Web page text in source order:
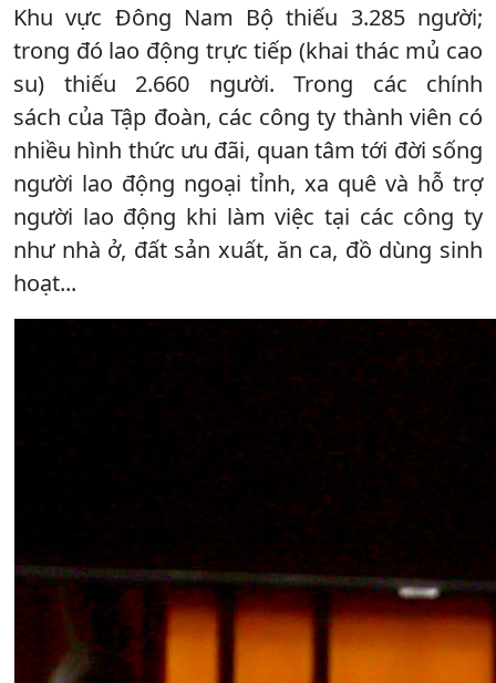
Khu vực Đông Nam Bộ thiếu 3.285 người;
trong đó lao động trực tiếp (khai thác mủ cao
su) thiếu 2.660 người. Trong các chính
sách của Tập đoàn, các công ty thành viên có
nhiều hình thức ưu đãi, quan tâm tới đời sống
người lao động ngoại tỉnh, xa quê và hỗ trợ
người lao động khi làm việc tại các công ty
như nhà ở, đất sản xuất, ăn ca, đồ dùng sinh
hoạt...